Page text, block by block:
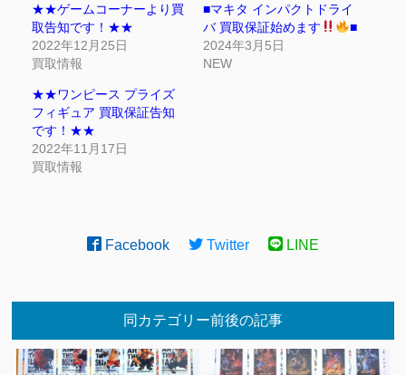
★★ゲームコーナーより買
取告知です！★★
2022年12月25日
買取情報
■マキタ インパクトドライ
バ 買取保証始めます
■
2024年3月5日
NEW
★★ワンピース プライズ
フィギュア 買取保証告知
です！★★
2022年11月17日
買取情報
Facebook Twitter LINE
同カテゴリー前後の記事